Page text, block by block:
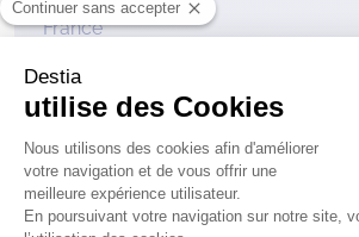
France
170 agences
sur tout le territoire